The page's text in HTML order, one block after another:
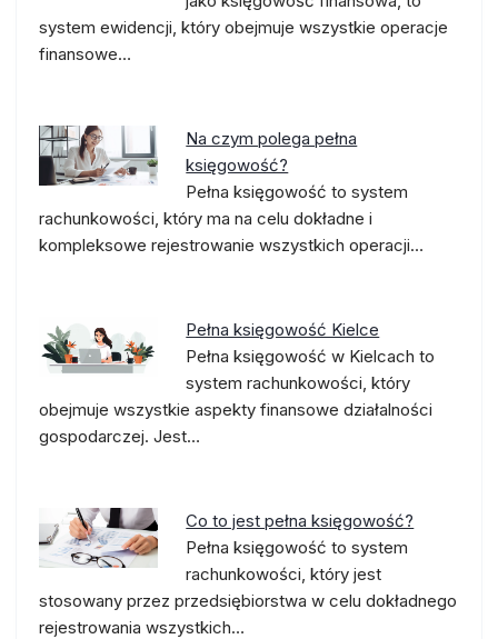
system ewidencji, który obejmuje wszystkie operacje
finansowe…
Na czym polega pełna
księgowość?
Pełna księgowość to system
rachunkowości, który ma na celu dokładne i
kompleksowe rejestrowanie wszystkich operacji…
Pełna księgowość Kielce
Pełna księgowość w Kielcach to
system rachunkowości, który
obejmuje wszystkie aspekty finansowe działalności
gospodarczej. Jest…
Co to jest pełna księgowość?
Pełna księgowość to system
rachunkowości, który jest
stosowany przez przedsiębiorstwa w celu dokładnego
rejestrowania wszystkich…